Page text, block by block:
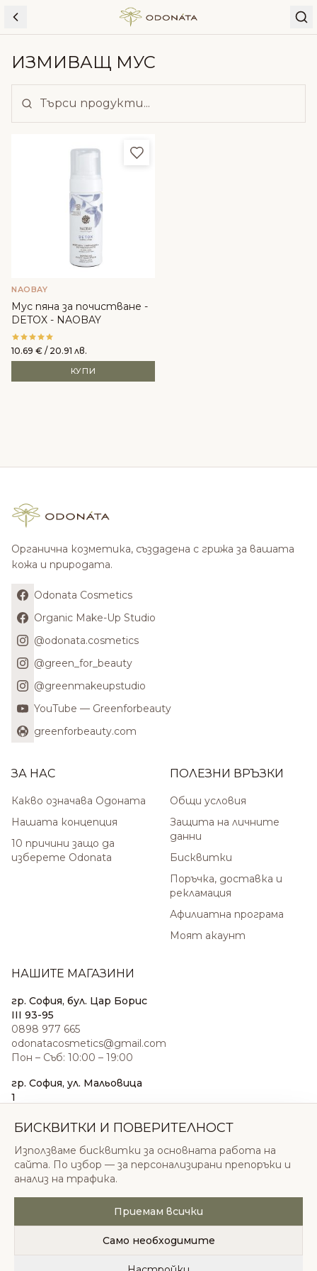
Skip to content
ИЗМИВАЩ МУС
Добави в любими
NAOBAY
Мус пяна за почистване -
DETOX - NAOBAY
10.69 € / 20.91 лв.
КУПИ
Органична козметика, създадена с грижа за вашата
кожа и природата.
Odonata Cosmetics
Organic Make-Up Studio
@odonata.cosmetics
@green_for_beauty
@greenmakeupstudio
YouTube — Greenforbeauty
greenforbeauty.com
ЗА НАС
Какво означава Одоната
Нашата концепция
10 причини защо да
изберете Odonata
ПОЛЕЗНИ ВРЪЗКИ
Общи условия
Защита на личните
данни
Бисквитки
Поръчка, доставка и
рекламация
Афилиатна програма
Моят акаунт
НАШИТЕ МАГАЗИНИ
гр. София, бул. Цар Борис
III 93-95
0898 977 665
odonatacosmetics@gmail.com
Пон – Съб: 10:00 – 19:00
гр. София, ул. Мальовица
1
sales@odonatacosmetics.com
Нед: 11:00 – 18:00
© 2026 Одоната Козметикс ООД. Всички права
запазени.
Политика за поверителностОбщи условия
БИСКВИТКИ И ПОВЕРИТЕЛНОСТ
Използваме бисквитки за основната работа на
сайта. По избор — за персонализирани препоръки и
анализ на трафика.
Приемам всички
Само необходимите